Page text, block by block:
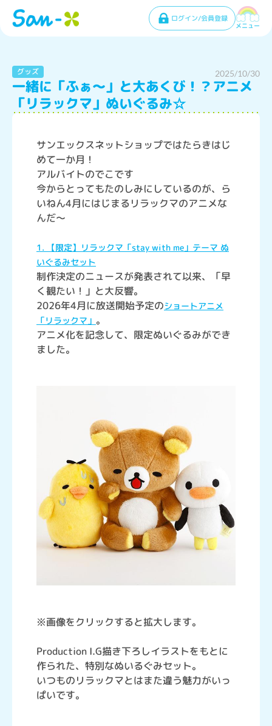
ログイン/会員登録
メニュー
グッズ 2025/10/30
一緒に「ふぁ～」と大あくび！？アニメ
「リラックマ」ぬいぐるみ☆
サンエックスネットショップではたらきはじ
めて一か月！
アルバイトのでこです
今からとってもたのしみにしているのが、ら
いねん4月にはじまるリラックマのアニメな
んだ～
1. 【限定】リラックマ「stay with me」テーマ ぬ
いぐるみセット
制作決定のニュースが発表されて以来、「早
く観たい！」と大反響。
2026年4月に放送開始予定のショートアニメ
「リラックマ」 。
アニメ化を記念して、限定ぬいぐるみができ
ました。
※画像をクリックすると拡大します。
Production I.G描き下ろしイラストをもとに
作られた、特別なぬいるぐみセット。
いつものリラックマとはまた違う魅力がいっ
ぱいです。